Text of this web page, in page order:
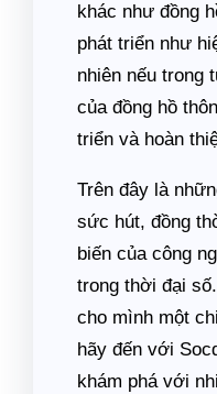
khác như đồng
phát triển như
nhiên nếu trong
của đồng hồ
triển và hoàn
Trên đây là
sức hút, đồng
biến của công
trong thời đại
cho mình một
hãy đến với
khám phá với